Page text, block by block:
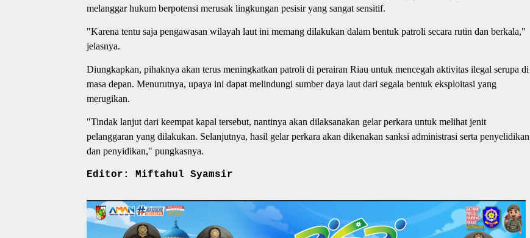
melanggar hukum berpotensi merusak lingkungan pesisir yang sangat sensitif.
"Karena tentu saja pengawasan wilayah laut ini memang dilakukan dalam bentuk patroli secara rutin dan berkala,"
jelasnya.
Diungkapkan, pihaknya akan terus meningkatkan patroli di perairan Riau untuk mencegah aktivitas ilegal serupa di
masa depan. Menurutnya, upaya ini dapat melindungi sumber daya laut dari segala bentuk eksploitasi yang
merugikan.
"Tindak lanjut dari keempat kapal tersebut, nantinya akan dilaksanakan gelar perkara untuk melihat jenit
pelanggaran yang dilakukan. Selanjutnya, hasil gelar perkara akan dikenakan sanksi administrasi serta penyelidikan
dan penyidikan," pungkasnya.
Editor: Miftahul Syamsir